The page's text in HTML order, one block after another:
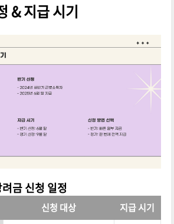
& 지급 시기
금 신청 일정
신청 대상
지급 시기